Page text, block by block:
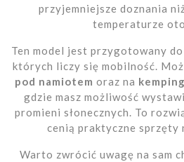
przyjemniejsze doznania
temperaturze
Ten model jest przygotowany
których liczy się mobilność.
pod namiotem oraz na
gdzie masz możliwość
promieni słonecznych. To
cenią praktyczne sprzęty
Warto zwrócić uwagę na sam